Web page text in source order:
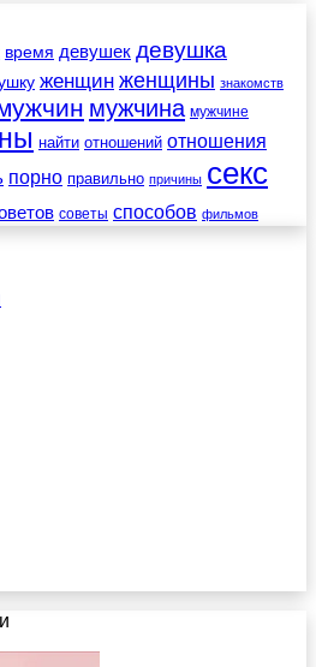
время девушек девушка
женщин женщины знакомств
мужчина мужчине
найти отношений отношения
порно правильно причины секс
советы способов фильмов